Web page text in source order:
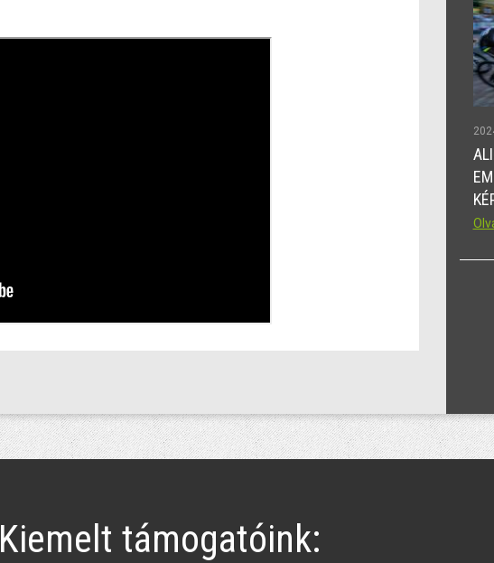
Kiemelt támogatóink: